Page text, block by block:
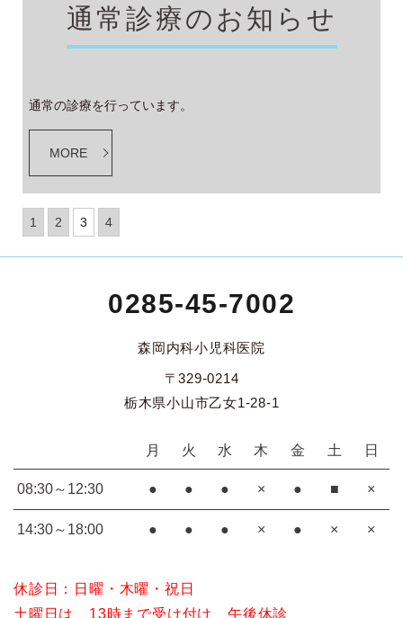
通常診療のお知らせ
通常の診療を行っています。
MORE
1 2 3 4
0285-45-7002
森岡内科小児科医院
〒329-0214
栃木県小山市乙女1-28-1
月 火 水 木 金 土 日
08:30～12:30 ● ● ● × ● ■ ×
14:30～18:00 ● ● ● × ● × ×
休診日：日曜・木曜・祝日
土曜日は 13時まで受け付け 午後休診